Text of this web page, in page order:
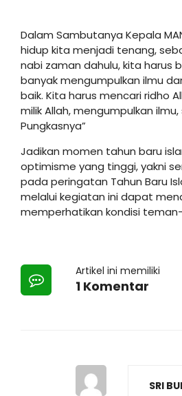
Dalam Sambutanya Kepala
hidup kita menjadi tenang,
nabi zaman dahulu, kita harus
banyak mengumpulkan ilmu
baik. Kita harus mencari ridho
milik Allah, mengumpulkan
Pungkasnya”
Jadikan momen tahun baru
optimisme yang tinggi, yakni
pada peringatan Tahun Baru
melalui kegiatan ini dapat
memperhatikan kondisi
Artikel ini memiliki
1 Komentar
SRI